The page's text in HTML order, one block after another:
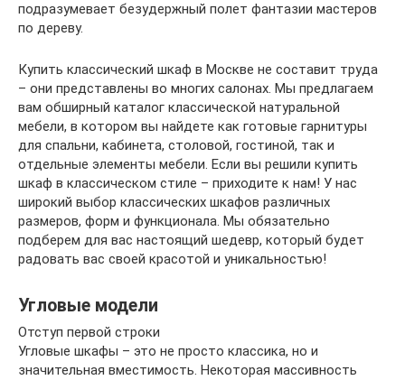
подразумевает безудержный полет фантазии мастеров
по дереву.
Купить классический шкаф в Москве не составит труда
– они представлены во многих салонах. Мы предлагаем
вам обширный каталог классической натуральной
мебели, в котором вы найдете как готовые гарнитуры
для спальни, кабинета, столовой, гостиной, так и
отдельные элементы мебели. Если вы решили купить
шкаф в классическом стиле – приходите к нам! У нас
широкий выбор классических шкафов различных
размеров, форм и функционала. Мы обязательно
подберем для вас настоящий шедевр, который будет
радовать вас своей красотой и уникальностью!
Угловые модели
Отступ первой строки
Угловые шкафы – это не просто классика, но и
значительная вместимость. Некоторая массивность